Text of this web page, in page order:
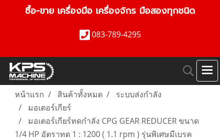
ซื้อ-ขาย เครื่องมือ เครื่องจักร มือสองทุกชนิด
083-789-4295
หน้าแรก สินค้าทั้งหมด
ระบบส่งกำลัง
มอเตอร์เกียร์
มอเตอร์เกียร์ทดกำลัง CPG GEAR REDUCER ขนาด
1/4 HP อัตราทด 1 : 1200 ( 1.1 rpm ) รุ่นพิเศษมีเบรค